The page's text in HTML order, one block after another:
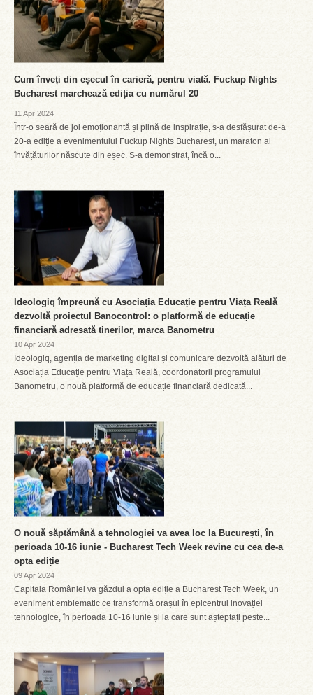
Cum înveți din eșecul în carieră, pentru viată. Fuckup Nights
Bucharest marchează ediția cu numărul 20
11 Apr 2024
Într-o seară de joi emoționantă și plină de inspirație, s-a desfășurat de-a
20-a ediție a evenimentului Fuckup Nights Bucharest, un maraton al
învățăturilor născute din eșec. S-a demonstrat, încă o...
Ideologiq împreună cu Asociația Educație pentru Viața Reală
dezvoltă proiectul Banocontrol: o platformă de educație
financiară adresată tinerilor, marca Banometru
10 Apr 2024
Ideologiq, agenția de marketing digital și comunicare dezvoltă alături de
Asociația Educație pentru Viața Reală, coordonatorii programului
Banometru, o nouă platformă de educație financiară dedicată...
O nouă săptămână a tehnologiei va avea loc la București, în
perioada 10-16 iunie - Bucharest Tech Week revine cu cea de-a
opta ediție
09 Apr 2024
Capitala României va găzdui a opta ediție a Bucharest Tech Week, un
eveniment emblematic ce transformă orașul în epicentrul inovației
tehnologice, în perioada 10-16 iunie și la care sunt așteptați peste...